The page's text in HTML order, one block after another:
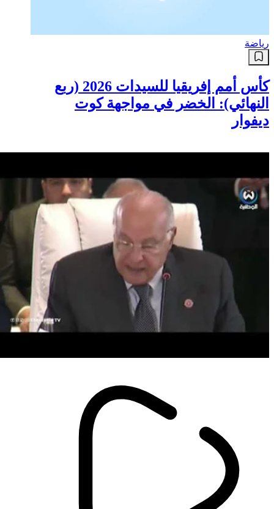
رياضة
كأس أمم إفريقيا للسيدات 2026 (ربع
النهائي): الخضر في مواجهة كوت
ديفوار